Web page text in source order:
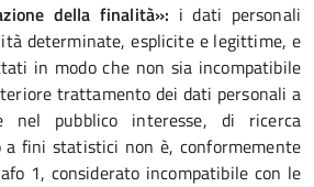
della finalità»: i dati personali
determinate, esplicite e legittime, e
in modo che non sia incompatibile
trattamento dei dati personali a
nel pubblico interesse, di ricerca
fini statistici non è, conformemente
1, considerato incompatibile con le